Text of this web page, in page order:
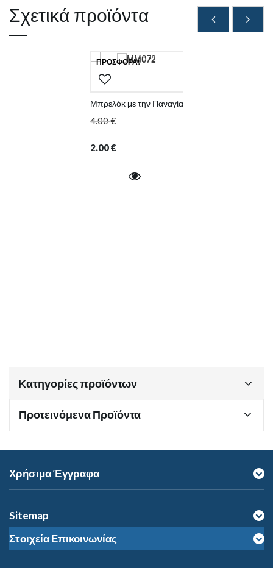
Σχετικά προϊόντα
ΠΡΟΣΦΟΡΆ!
Μπρελόκ με την Παναγία
4.00€
2.00€
Κατηγορίες προϊόντων
Προτεινόμενα Προϊόντα
Χρήσιμα Έγγραφα
Sitemap
Στοιχεία Επικοινωνίας